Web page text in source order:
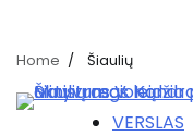
Home Šiaulių
VERSLAS